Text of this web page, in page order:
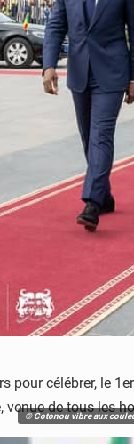
pour célébrer, le
de tous les
© Cotonou vibre aux